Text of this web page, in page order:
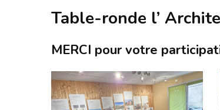
Table-ronde l’
MERCI pour votre